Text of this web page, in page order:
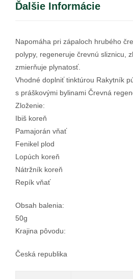
Ďalšie Informácie
Napomáha pri zápaloch hrubého
polypy, regeneruje črevnú sliznicu,
zmierňuje plynatosť.
Vhodné doplniť tinktúrou Rakytník
s práškovými bylinami Črevná
Zloženie:
Ibiš koreň
Pamajorán vňať
Fenikel plod
Lopúch koreň
Nátržník koreň
Repík vňať
Obsah balenia:
50g
Krajina pôvodu:
Česká republika